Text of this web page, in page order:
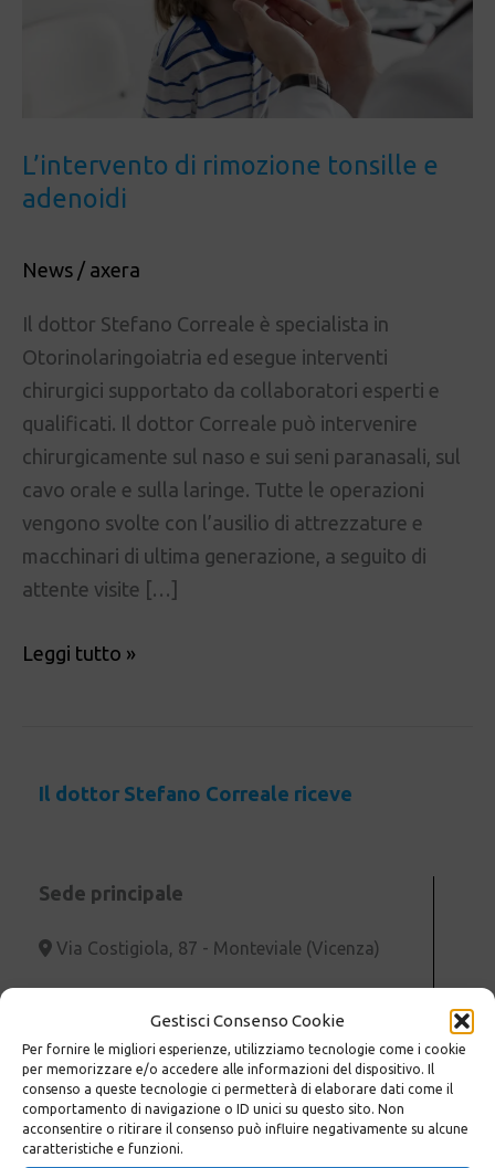
Gestisci Consenso Cookie
Per fornire le migliori esperienze, utilizziamo tecnologie come i cookie
per memorizzare e/o accedere alle informazioni del dispositivo. Il
consenso a queste tecnologie ci permetterà di elaborare dati come il
comportamento di navigazione o ID unici su questo sito. Non
acconsentire o ritirare il consenso può influire negativamente su alcune
caratteristiche e funzioni.
L’intervento di rimozione tonsille e
adenoidi
News / axera
Il dottor Stefano Correale è specialista in
Otorinolaringoiatria ed esegue interventi
chirurgici supportato da collaboratori esperti e
qualificati. Il dottor Correale può intervenire
chirurgicamente sul naso e sui seni paranasali, sul
cavo orale e sulla laringe. Tutte le operazioni
vengono svolte con l’ausilio di attrezzature e
macchinari di ultima generazione, a seguito di
attente visite […]
Leggi tutto »
Il dottor Stefano Correale riceve
Sede principale
Via Costigiola, 87 - Monteviale (Vicenza)
stefanocorreale55@gmail.com
mercoledì dalle 15:00 alle 20:00